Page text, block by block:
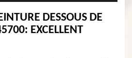
DESSOUS DE
EXCELLENT